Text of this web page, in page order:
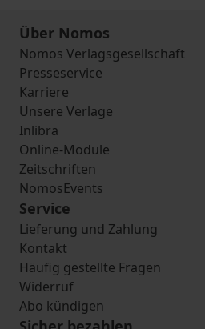
Über Nomos
Nomos Verlagsgesellschaft
Presseservice
Karriere
Unsere Verlage
Inlibra
Online-Module
Zeitschriften
NomosEvents
Service
Lieferung und Zahlung
Kontakt
Häufig gestellte Fragen
Widerruf
Abo kündigen